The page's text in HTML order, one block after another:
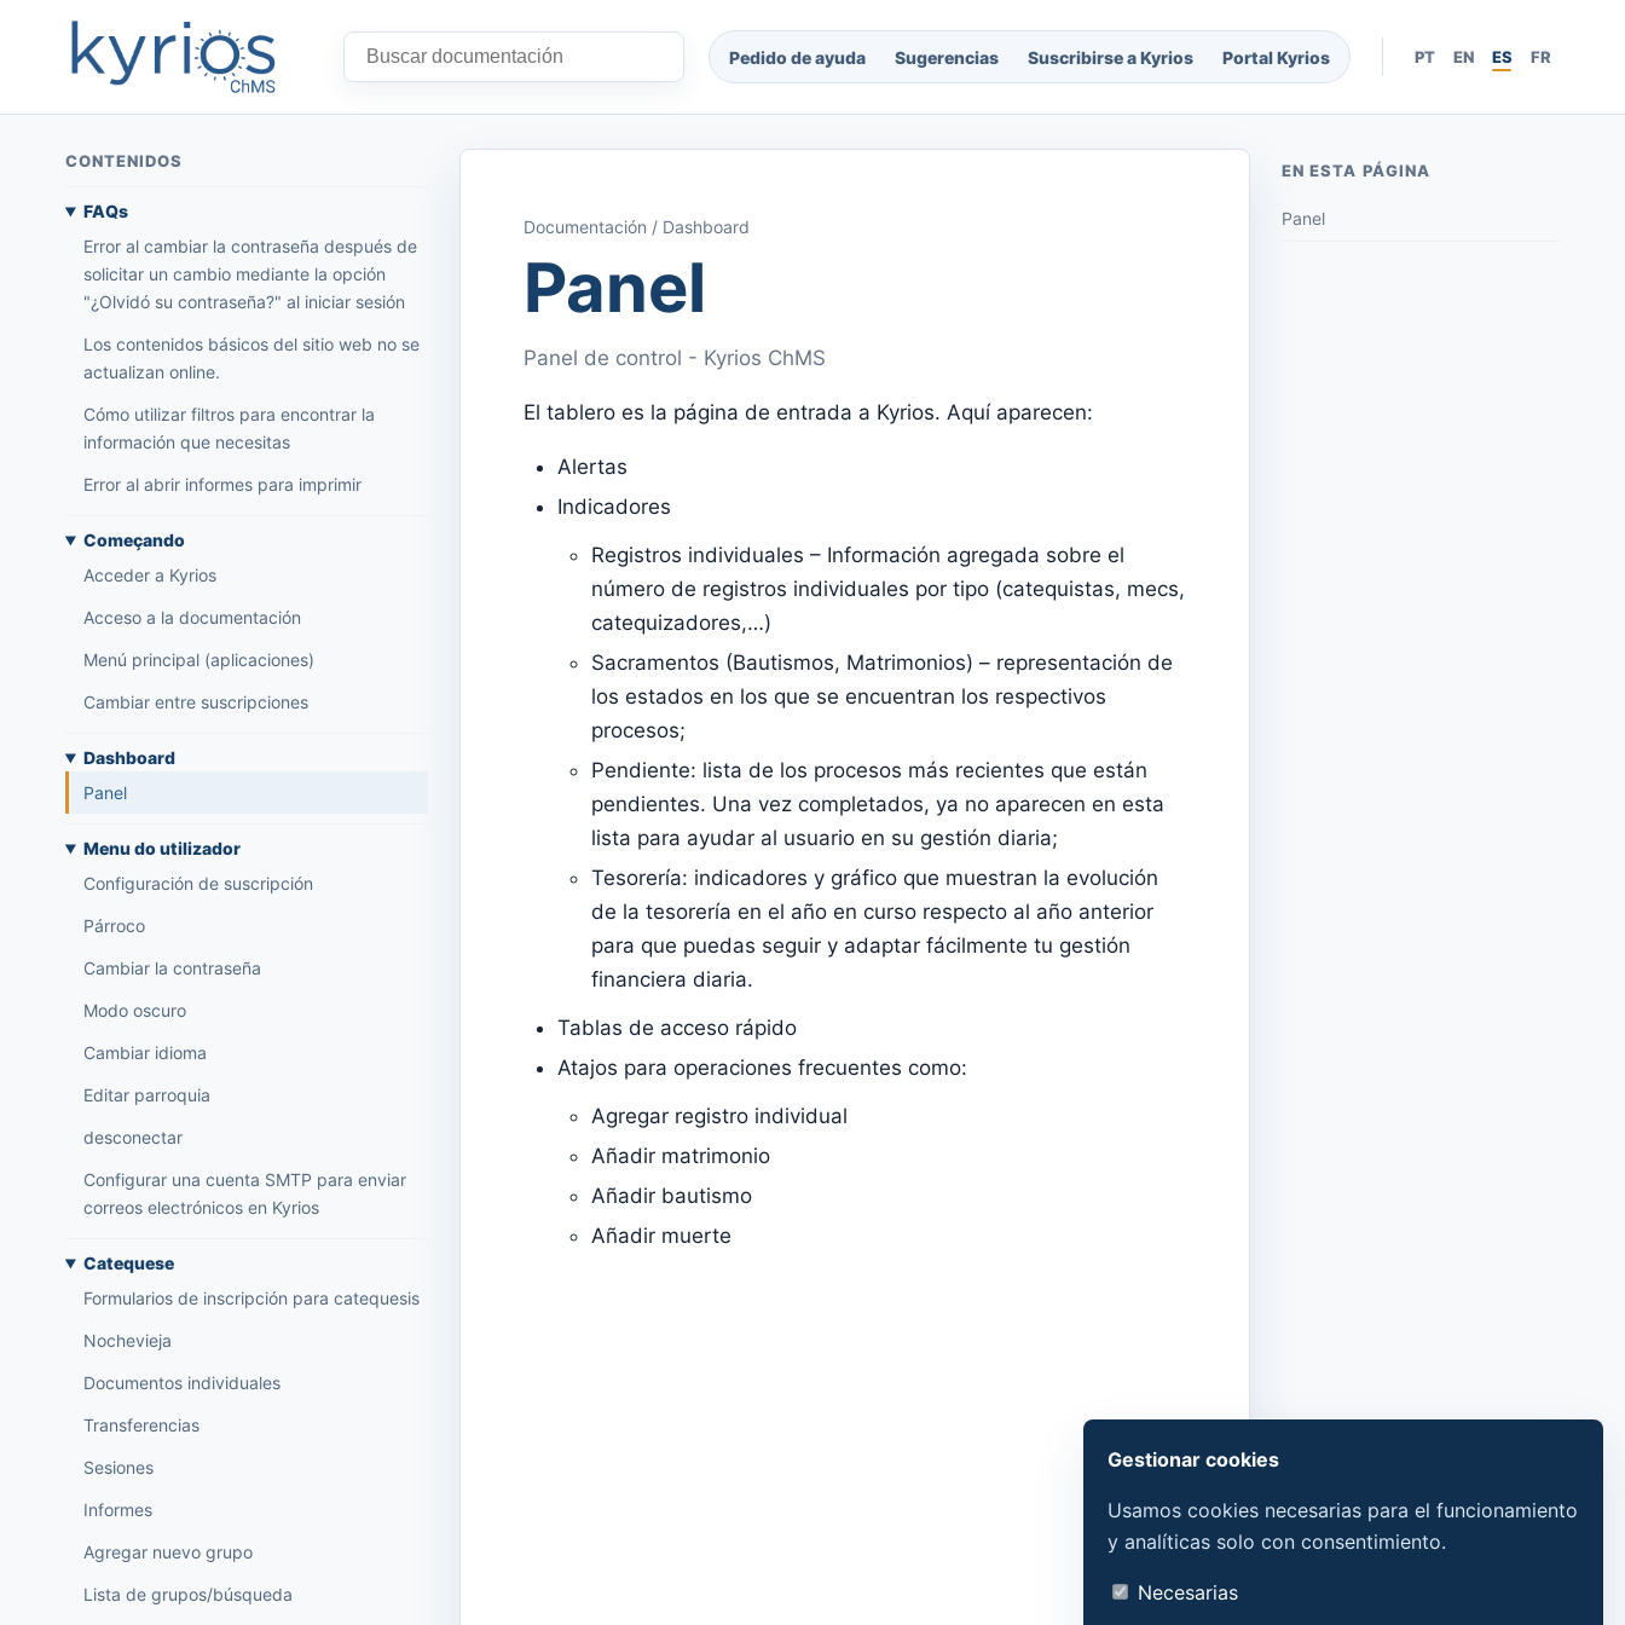
Pedido de ayuda Sugerencias Suscribirse a Kyrios Portal Kyrios PT EN ES FR
CONTENIDOS
FAQs
Error al cambiar la contraseña después de
solicitar un cambio mediante la opción
"¿Olvidó su contraseña?" al iniciar sesión
Los contenidos básicos del sitio web no se
actualizan online.
Cómo utilizar filtros para encontrar la
información que necesitas
Error al abrir informes para imprimir
Começando
Acceder a Kyrios
Acceso a la documentación
Menú principal (aplicaciones)
Cambiar entre suscripciones
Dashboard
Panel
Menu do utilizador
Configuración de suscripción
Párroco
Cambiar la contraseña
Modo oscuro
Cambiar idioma
Editar parroquia
desconectar
Configurar una cuenta SMTP para enviar
correos electrónicos en Kyrios
Catequese
Formularios de inscripción para catequesis
Nochevieja
Documentos individuales
Transferencias
Sesiones
Informes
Agregar nuevo grupo
Lista de grupos/búsqueda
Documentación / Dashboard
Panel
Panel de control - Kyrios ChMS
El tablero es la página de entrada a Kyrios. Aquí aparecen:
Alertas
Indicadores
Registros individuales – Información agregada sobre el
número de registros individuales por tipo (catequistas, mecs,
catequizadores,…)
Sacramentos (Bautismos, Matrimonios) – representación de
los estados en los que se encuentran los respectivos
procesos;
Pendiente: lista de los procesos más recientes que están
pendientes. Una vez completados, ya no aparecen en esta
lista para ayudar al usuario en su gestión diaria;
Tesorería: indicadores y gráfico que muestran la evolución
de la tesorería en el año en curso respecto al año anterior
para que puedas seguir y adaptar fácilmente tu gestión
financiera diaria.
Tablas de acceso rápido
Atajos para operaciones frecuentes como:
Agregar registro individual
Añadir matrimonio
Añadir bautismo
Añadir muerte
EN ESTA PÁGINA
Panel
Gestionar cookies
Usamos cookies necesarias para el funcionamiento
y analíticas solo con consentimiento.
Necesarias